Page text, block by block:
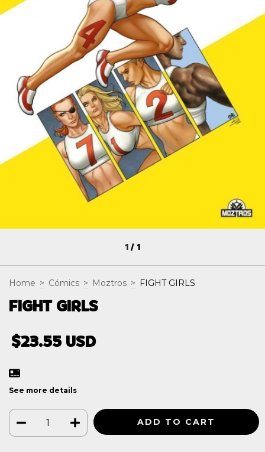
1/1
Home > Cómics > Moztros > FIGHT GIRLS
FIGHT GIRLS
$23.55 USD
See more details